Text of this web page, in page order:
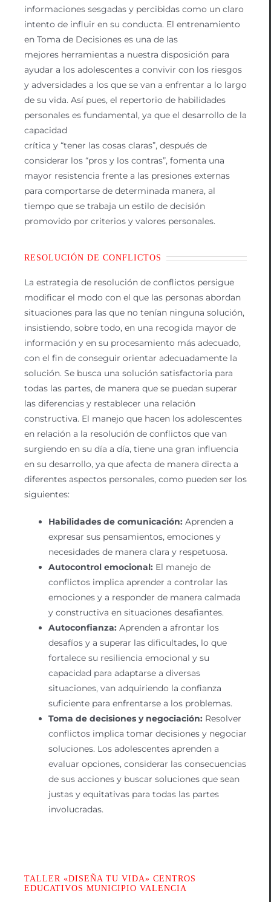
informaciones sesgadas y percibidas como un claro
intento de influir en su conducta. El entrenamiento
en Toma de Decisiones es una de las
mejores herramientas a nuestra disposición para
ayudar a los adolescentes a convivir con los riesgos
y adversidades a los que se van a enfrentar a lo largo
de su vida. Así pues, el repertorio de habilidades
personales es fundamental, ya que el desarrollo de la
capacidad
crítica y “tener las cosas claras”, después de
considerar los “pros y los contras”, fomenta una
mayor resistencia frente a las presiones externas
para comportarse de determinada manera, al
tiempo que se trabaja un estilo de decisión
promovido por criterios y valores personales.
RESOLUCIÓN DE CONFLICTOS
La estrategia de resolución de conflictos persigue
modificar el modo con el que las personas abordan
situaciones para las que no tenían ninguna solución,
insistiendo, sobre todo, en una recogida mayor de
información y en su procesamiento más adecuado,
con el fin de conseguir orientar adecuadamente la
solución. Se busca una solución satisfactoria para
todas las partes, de manera que se puedan superar
las diferencias y restablecer una relación
constructiva. El manejo que hacen los adolescentes
en relación a la resolución de conflictos que van
surgiendo en su día a día, tiene una gran influencia
en su desarrollo, ya que afecta de manera directa a
diferentes aspectos personales, como pueden ser los
siguientes:
Habilidades de comunicación: Aprenden a
expresar sus pensamientos, emociones y
necesidades de manera clara y respetuosa.
Autocontrol emocional: El manejo de
conflictos implica aprender a controlar las
emociones y a responder de manera calmada
y constructiva en situaciones desafiantes.
Autoconfianza: Aprenden a afrontar los
desafíos y a superar las dificultades, lo que
fortalece su resiliencia emocional y su
capacidad para adaptarse a diversas
situaciones, van adquiriendo la confianza
suficiente para enfrentarse a los problemas.
Toma de decisiones y negociación: Resolver
conflictos implica tomar decisiones y negociar
soluciones. Los adolescentes aprenden a
evaluar opciones, considerar las consecuencias
de sus acciones y buscar soluciones que sean
justas y equitativas para todas las partes
involucradas.
TALLER «DISEÑA TU VIDA» CENTROS
EDUCATIVOS MUNICIPIO VALENCIA